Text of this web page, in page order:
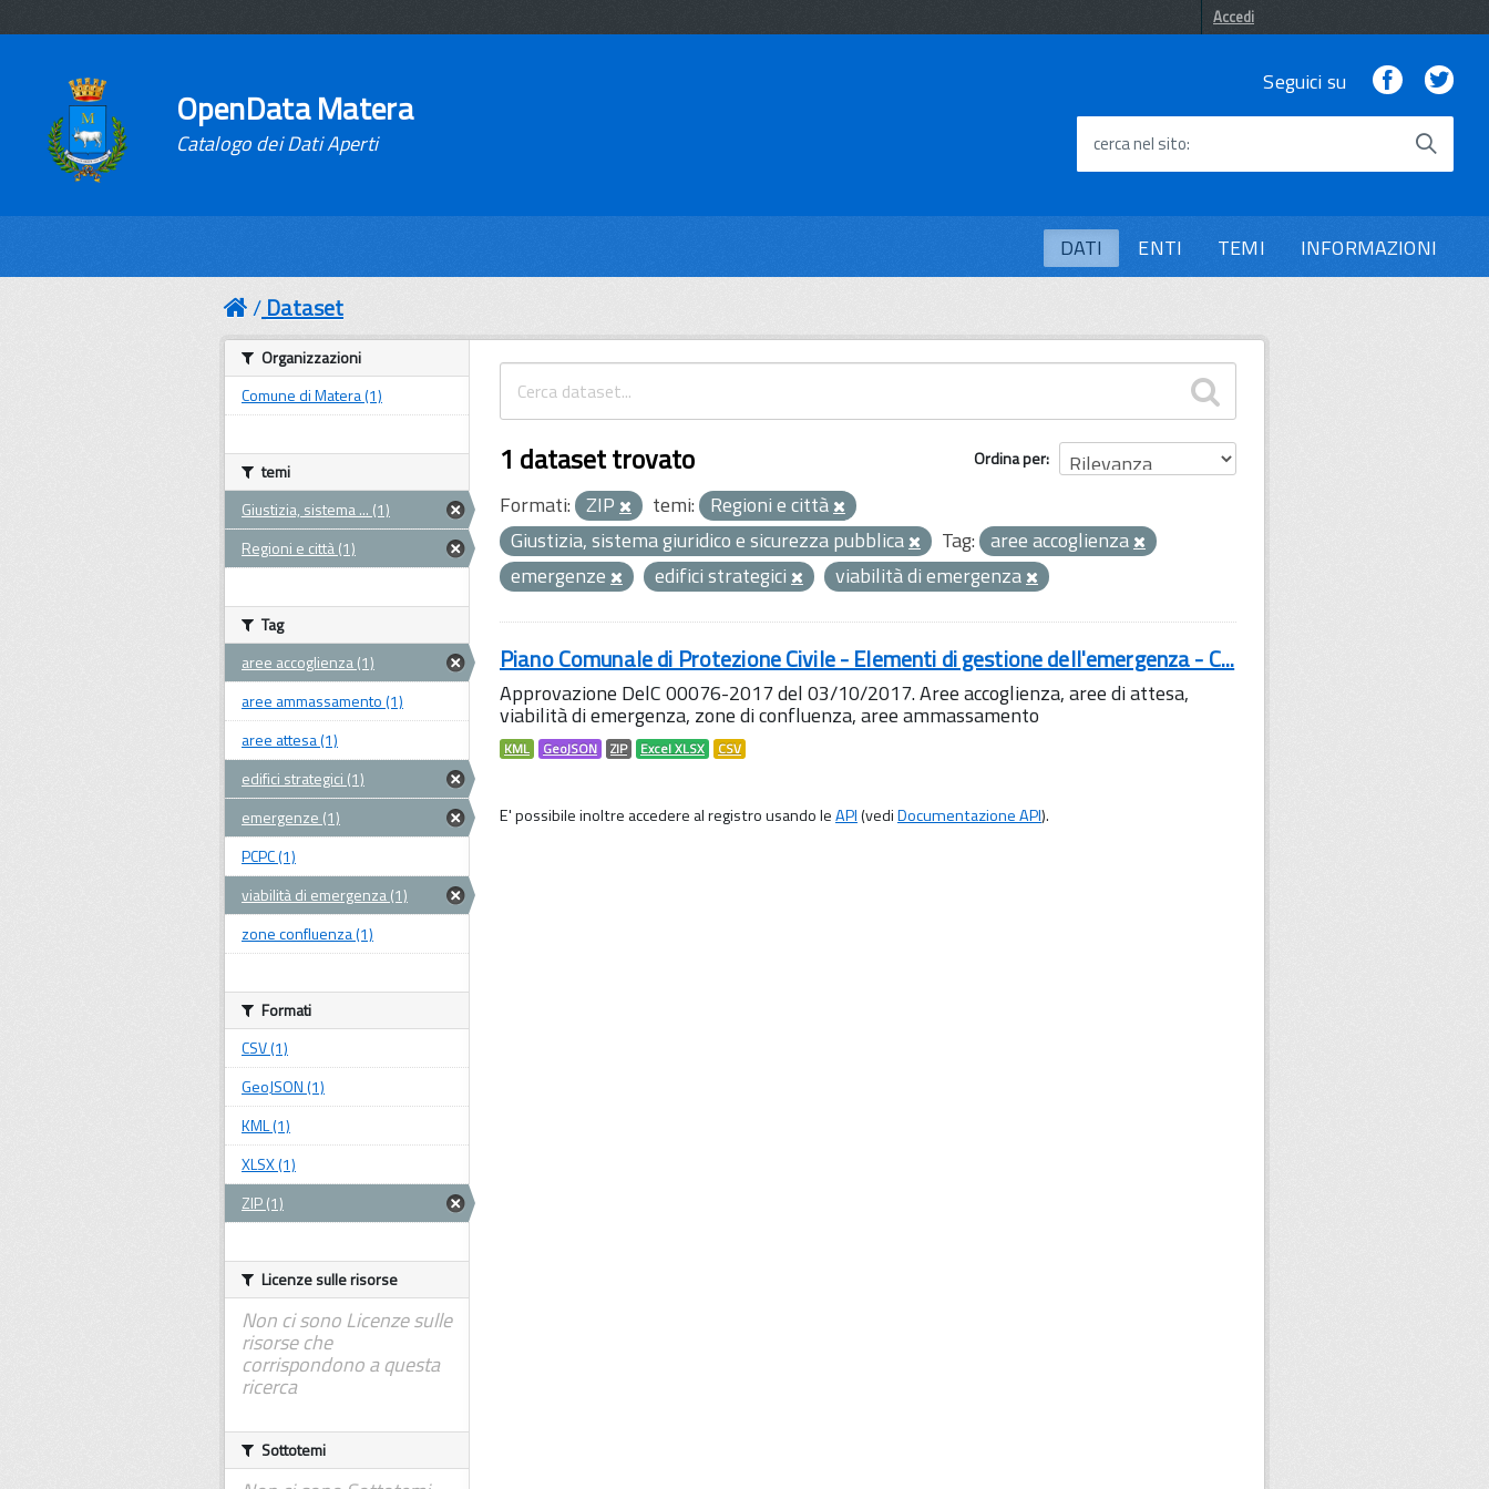
Accedi
OpenData Matera
Catalogo dei Dati Aperti
Seguici su Facebook
cerca nel sito
DATI ENTI TEMI INFORMAZIONI
Dataset
Ordina per
1 dataset trovato
Formati: ZIP temi: Regioni e città
Giustizia, sistema giuridico e sicurezza pubblica
Tag: aree accoglienza
emergenze
edifici strategici viabilità di emergenza
Piano Comunale di Protezione Civile - Elementi di gestione dell'emergenza - C...
Approvazione DelC 00076-2017 del 03/10/2017. Aree accoglienza, aree di attesa,
viabilità di emergenza, zone di confluenza, aree ammassamento
KML GeoJSON ZIP Excel XLSX CSV
E' possibile inoltre accedere al registro usando leAPI(vediDocumentazione API).
Organizzazioni
Comune di Matera (1)
temi
Giustizia, sistema ... (1)
Regioni e città (1)
Tag
aree accoglienza (1)
aree ammassamento (1)
aree attesa (1)
edifici strategici (1)
emergenze (1)
PCPC (1)
viabilità di emergenza (1)
zone confluenza (1)
Formati
CSV (1)
GeoJSON (1)
KML (1)
XLSX (1)
ZIP (1)
Licenze sulle risorse
Non ci sono Licenze sulle
risorse che
corrispondono a questa
ricerca
Sottotemi